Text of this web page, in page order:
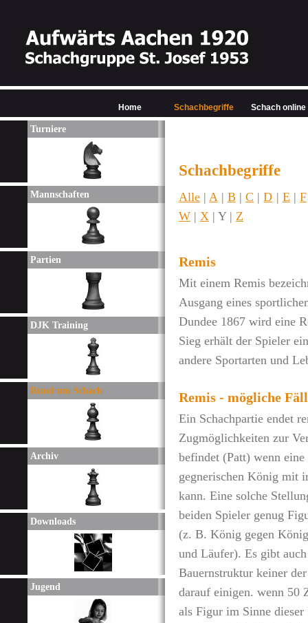
Turniere
Mannschaften
Partien
DJK Training
Rund um Schach
Archiv
Downloads
Jugend
Schachbegriffe
Alle |A| B |C |D | E |F
W | X | Y | Z
Remis
Mit einem Remis
Ausgang eines
Dundee 1867 wird eine
Sieg erhält der Spieler
andere Sportarten und
Remis - mögliche
Ein Schachpartie endet
Zugmöglichkeiten zur
befindet (Patt) wenn
gegnerischen König mit
kann. Eine solche
beiden Spieler genug
(z. B. König gegen
und Läufer). Es gibt
Bauernstruktur keiner
darauf einigen. wenn 50
als Figur im Sinne
Home Schachbegriffe Schach online